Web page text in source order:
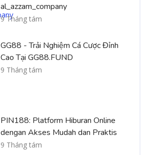
al_azzam_company
9 Tháng tám
GG88 - Trải Nghiệm Cá Cược Đỉnh
Cao Tại GG88.FUND
9 Tháng tám
PIN188: Platform Hiburan Online
dengan Akses Mudah dan Praktis
9 Tháng tám